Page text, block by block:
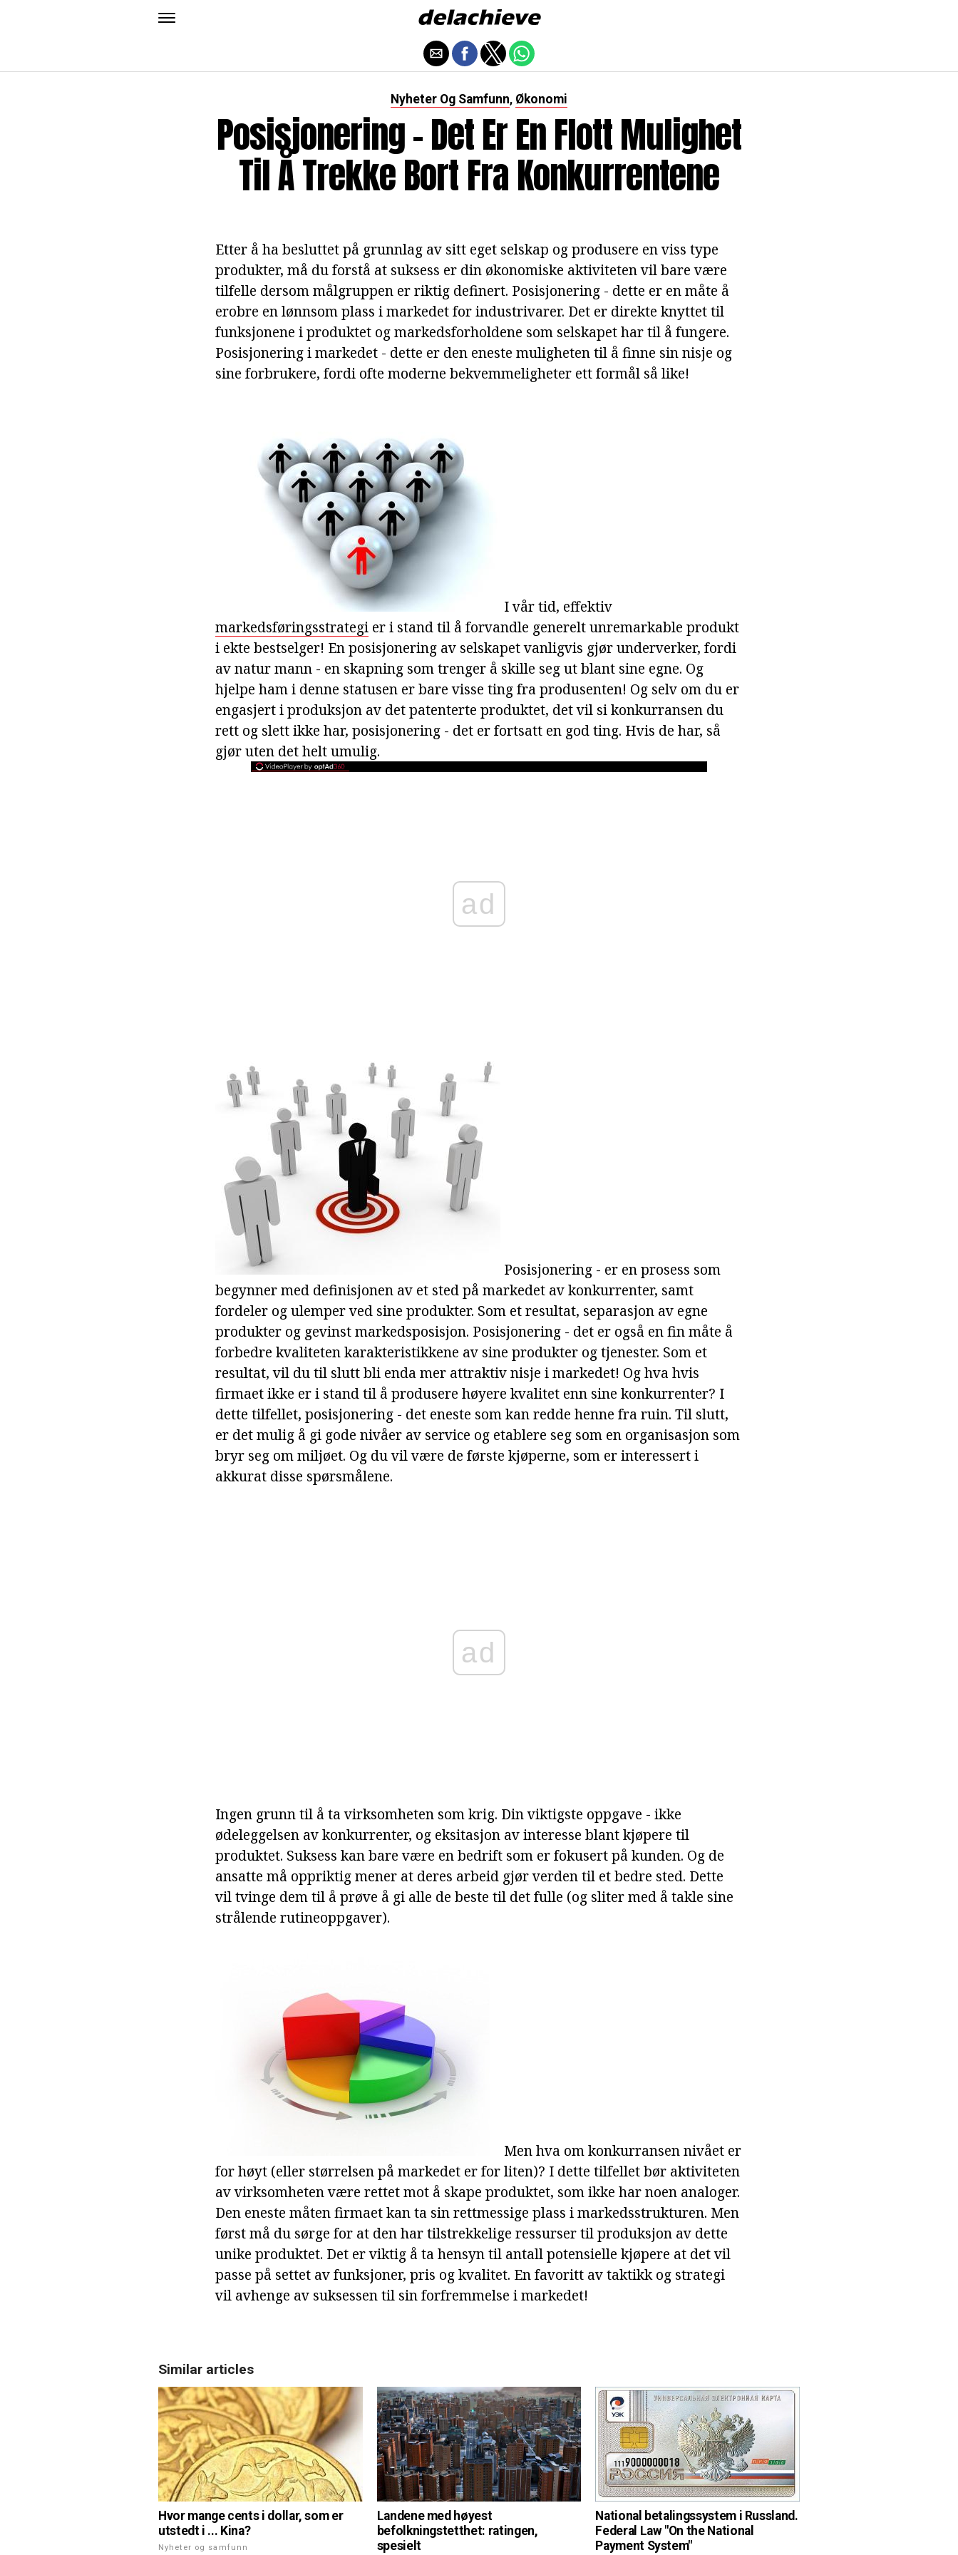
Nyheter Og Samfunn, Økonomi
Posisjonering - Det Er En Flott Mulighet
Til Å Trekke Bort Fra Konkurrentene
Etter å ha besluttet på grunnlag av sitt eget selskap og produsere en viss type
produkter, må du forstå at suksess er din økonomiske aktiviteten vil bare være
tilfelle dersom målgruppen er riktig definert. Posisjonering - dette er en måte å
erobre en lønnsom plass i markedet for industrivarer. Det er direkte knyttet til
funksjonene i produktet og markedsforholdene som selskapet har til å fungere.
Posisjonering i markedet - dette er den eneste muligheten til å finne sin nisje og
sine forbrukere, fordi ofte moderne bekvemmeligheter ett formål så like!
I vår tid, effektiv
markedsføringsstrategi er i stand til å forvandle generelt unremarkable produkt
i ekte bestselger! En posisjonering av selskapet vanligvis gjør underverker, fordi
av natur mann - en skapning som trenger å skille seg ut blant sine egne. Og
hjelpe ham i denne statusen er bare visse ting fra produsenten! Og selv om du er
engasjert i produksjon av det patenterte produktet, det vil si konkurransen du
rett og slett ikke har, posisjonering - det er fortsatt en god ting. Hvis de har, så
gjør uten det helt umulig.
ad
Posisjonering - er en prosess som
begynner med definisjonen av et sted på markedet av konkurrenter, samt
fordeler og ulemper ved sine produkter. Som et resultat, separasjon av egne
produkter og gevinst markedsposisjon. Posisjonering - det er også en fin måte å
forbedre kvaliteten karakteristikkene av sine produkter og tjenester. Som et
resultat, vil du til slutt bli enda mer attraktiv nisje i markedet! Og hva hvis
firmaet ikke er i stand til å produsere høyere kvalitet enn sine konkurrenter? I
dette tilfellet, posisjonering - det eneste som kan redde henne fra ruin. Til slutt,
er det mulig å gi gode nivåer av service og etablere seg som en organisasjon som
bryr seg om miljøet. Og du vil være de første kjøperne, som er interessert i
akkurat disse spørsmålene.
ad
Ingen grunn til å ta virksomheten som krig. Din viktigste oppgave - ikke
ødeleggelsen av konkurrenter, og eksitasjon av interesse blant kjøpere til
produktet. Suksess kan bare være en bedrift som er fokusert på kunden. Og de
ansatte må oppriktig mener at deres arbeid gjør verden til et bedre sted. Dette
vil tvinge dem til å prøve å gi alle de beste til det fulle (og sliter med å takle sine
strålende rutineoppgaver).
Men hva om konkurransen nivået er
for høyt (eller størrelsen på markedet er for liten)? I dette tilfellet bør aktiviteten
av virksomheten være rettet mot å skape produktet, som ikke har noen analoger.
Den eneste måten firmaet kan ta sin rettmessige plass i markedsstrukturen. Men
først må du sørge for at den har tilstrekkelige ressurser til produksjon av dette
unike produktet. Det er viktig å ta hensyn til antall potensielle kjøpere at det vil
passe på settet av funksjoner, pris og kvalitet. En favoritt av taktikk og strategi
vil avhenge av suksessen til sin forfremmelse i markedet!
Similar articles
Hvor mange cents i dollar, som er
utstedt i ... Kina?
Nyheter og samfunn
Landene med høyest
befolkningstetthet: ratingen,
spesielt
National betalingssystem i Russland.
Federal Law "On the National
Payment System"